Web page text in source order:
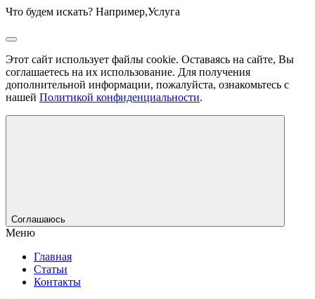
Что будем искать? Например,Услуга
Этот сайт использует файлы cookie. Оставаясь на сайте, Вы
соглашаетесь на их использование. Для получения
дополнительной информации, пожалуйста, ознакомьтесь с
нашей Политикой конфиденциальности.
Соглашаюсь
Меню
Главная
Статьи
Контакты